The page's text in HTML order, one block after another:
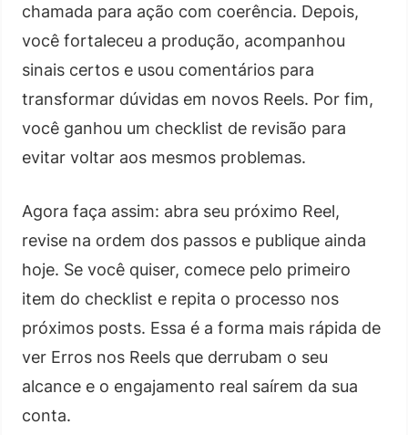
chamada para ação com coerência. Depois,
você fortaleceu a produção, acompanhou
sinais certos e usou comentários para
transformar dúvidas em novos Reels. Por fim,
você ganhou um checklist de revisão para
evitar voltar aos mesmos problemas.
Agora faça assim: abra seu próximo Reel,
revise na ordem dos passos e publique ainda
hoje. Se você quiser, comece pelo primeiro
item do checklist e repita o processo nos
próximos posts. Essa é a forma mais rápida de
ver Erros nos Reels que derrubam o seu
alcance e o engajamento real saírem da sua
conta.